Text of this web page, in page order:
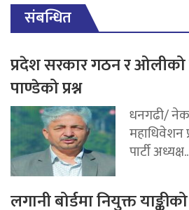
संबन्धित
प्रदेश सरकार गठन र ओलीको
पाण्डेको प्रश्न
धनगढी/
महाधिवेशन
पार्टी
लगानी बोर्डमा नियुक्त